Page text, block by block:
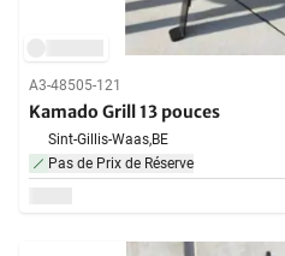
A3-48505-121
Kamado Grill 13 pouces
Sint-Gillis-Waas,BE
Pas de Prix de Réserve